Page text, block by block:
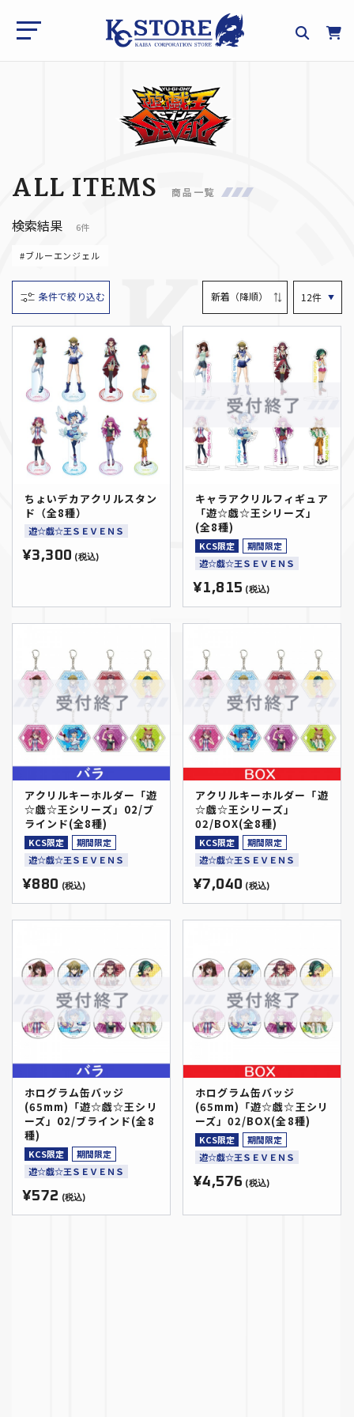
ALL ITEMS 商品一覧
検索結果 6件
#ブルーエンジェル
条件で絞り込む
ちょいデカアクリルスタン
ド（全8種）
遊☆戯☆王ＳＥＶＥＮＳ
¥3,300 (税込)
キャラアクリルフィギュア
「遊☆戯☆王シリーズ」
(全8種)
KCS限定
期間限定
遊☆戯☆王ＳＥＶＥＮＳ
¥1,815 (税込)
アクリルキーホルダー「遊
☆戯☆王シリーズ」02/ブ
ラインド(全8種)
KCS限定
期間限定
遊☆戯☆王ＳＥＶＥＮＳ
¥880 (税込)
アクリルキーホルダー「遊
☆戯☆王シリーズ」
02/BOX(全8種)
KCS限定
期間限定
遊☆戯☆王ＳＥＶＥＮＳ
¥7,040 (税込)
ホログラム缶バッジ
(65mm)「遊☆戯☆王シリ
ーズ」02/ブラインド(全8
種)
KCS限定
期間限定
遊☆戯☆王ＳＥＶＥＮＳ
¥572 (税込)
ホログラム缶バッジ
(65mm)「遊☆戯☆王シリ
ーズ」02/BOX(全8種)
KCS限定
期間限定
遊☆戯☆王ＳＥＶＥＮＳ
¥4,576 (税込)